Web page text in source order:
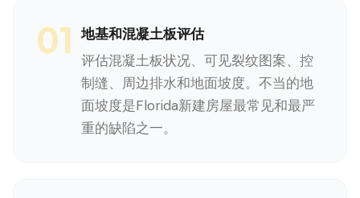
01 地基和混凝土板评估
评估混凝土板状况、可见裂纹图案、控
制缝、周边排水和地面坡度。不当的地
面坡度是Florida新建房屋最常见和最严
重的缺陷之一。